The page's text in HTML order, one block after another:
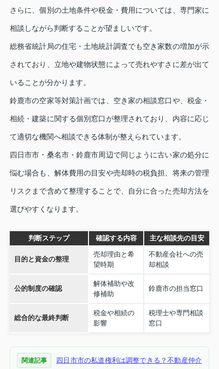
さらに、個別の土地条件や税金・費用については、専門家に
相談しながら判断することが望ましいです。
総務省統計局の住宅・土地統計調査でも空き家数の増加が示
されており、立地や建物状態によって売れやすさに差が出て
いることが分かります。
鈴鹿市の空家等対策計画では、空き家の相談窓口や、税金・
相続・建築に関する個別窓口が整理されており、内容に応じ
て適切な機関へ相談できる体制が整えられています。
四日市市・桑名市・鈴鹿市周辺で同じように古い家の処分に
悩む場合も、解体費用の目安や売却時の税負担、将来の管理
リスクまで含めて整理することで、自分に合った売却方法を
選びやすくなります。
判断ステップ 確認する内容 主な相談先の目安
目的と資金の整理
売却理由と希
望時期
不動産会社への売
却相談
公的制度の確認
解体補助や改
修補助
鈴鹿市の担当窓口
総合的な最終判断
税金や相続の
影響
税理士や専門相談
窓口
関連記事
四日市市の私道権利は調整できる？不動産仲介